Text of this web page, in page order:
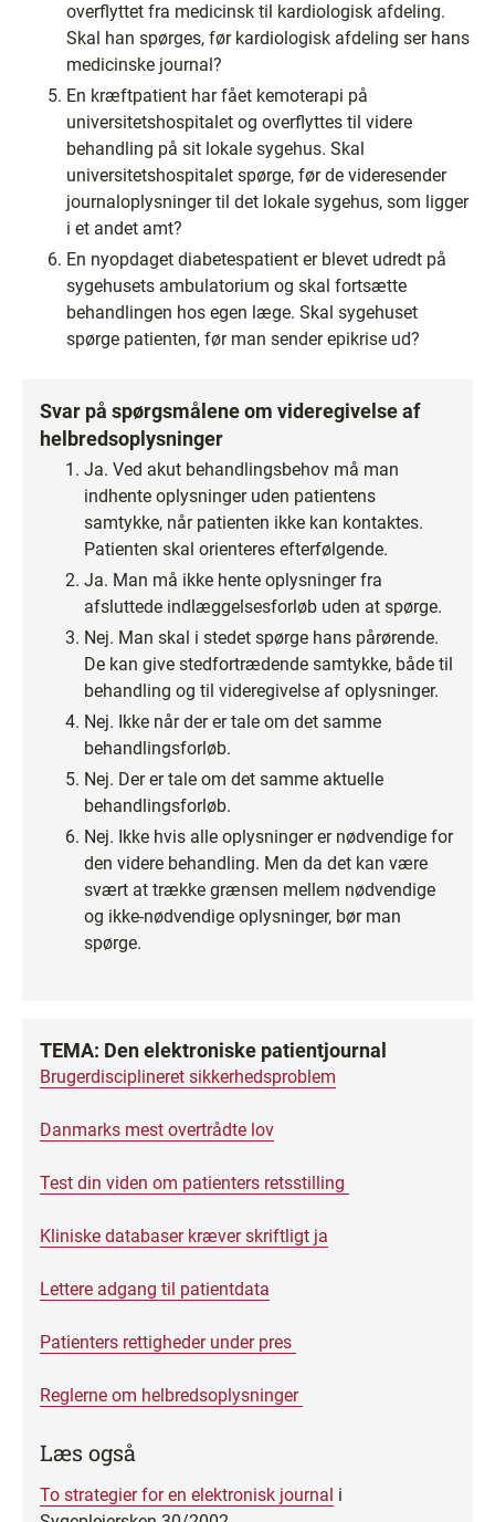
overflyttet fra medicinsk til kardiologisk afdeling.
Skal han spørges, før kardiologisk afdeling ser hans
medicinske journal?
En kræftpatient har fået kemoterapi på
universitetshospitalet og overflyttes til videre
behandling på sit lokale sygehus. Skal
universitetshospitalet spørge, før de videresender
journaloplysninger til det lokale sygehus, som ligger
i et andet amt?
En nyopdaget diabetespatient er blevet udredt på
sygehusets ambulatorium og skal fortsætte
behandlingen hos egen læge. Skal sygehuset
spørge patienten, før man sender epikrise ud?
Svar på spørgsmålene om videregivelse af
helbredsoplysninger
Ja. Ved akut behandlingsbehov må man
indhente oplysninger uden patientens
samtykke, når patienten ikke kan kontaktes.
Patienten skal orienteres efterfølgende.
Ja. Man må ikke hente oplysninger fra
afsluttede indlæggelsesforløb uden at spørge.
Nej. Man skal i stedet spørge hans pårørende.
De kan give stedfortrædende samtykke, både til
behandling og til videregivelse af oplysninger.
Nej. Ikke når der er tale om det samme
behandlingsforløb.
Nej. Der er tale om det samme aktuelle
behandlingsforløb.
Nej. Ikke hvis alle oplysninger er nødvendige for
den videre behandling. Men da det kan være
svært at trække grænsen mellem nødvendige
og ikke-nødvendige oplysninger, bør man
spørge.
TEMA: Den elektroniske patientjournal
Brugerdisciplineret sikkerhedsproblem
Danmarks mest overtrådte lov
Test din viden om patienters retsstilling
Kliniske databaser kræver skriftligt ja
Lettere adgang til patientdata
Patienters rettigheder under pres
Reglerne om helbredsoplysninger
Læs også
To strategier for en elektronisk journal i